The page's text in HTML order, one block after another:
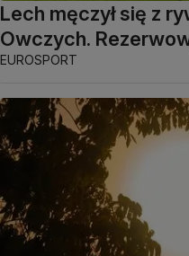
Lech męczył się z
Owczych.
EUROSPORT